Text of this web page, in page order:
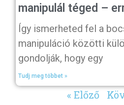
manipulál téged –
Így ismerheted fel a
manipuláció közötti
gondolják, hogy egy
Tudj meg többet »
« Előző